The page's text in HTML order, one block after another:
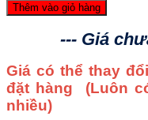
Thêm vào giỏ hàng
--- Giá
Giá có thể thay
đặt hàng (Luôn
nhiều)